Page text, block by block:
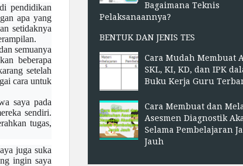
pendidikan
apa yang
setidaknya
semuanya
beberapa
setelah
cara untuk
saya pada
sendiri.
tugas,
juga suka
ingin saya
Bagaimana Teknis
Pelaksanaannya?
BENTUK DAN JENIS TES
Cara Mudah Membuat
SKL, KI, KD, dan IPK
Buku Kerja Guru
Cara Membuat dan
Asesmen Diagnostik
Selama Pembelajaran
Jauh